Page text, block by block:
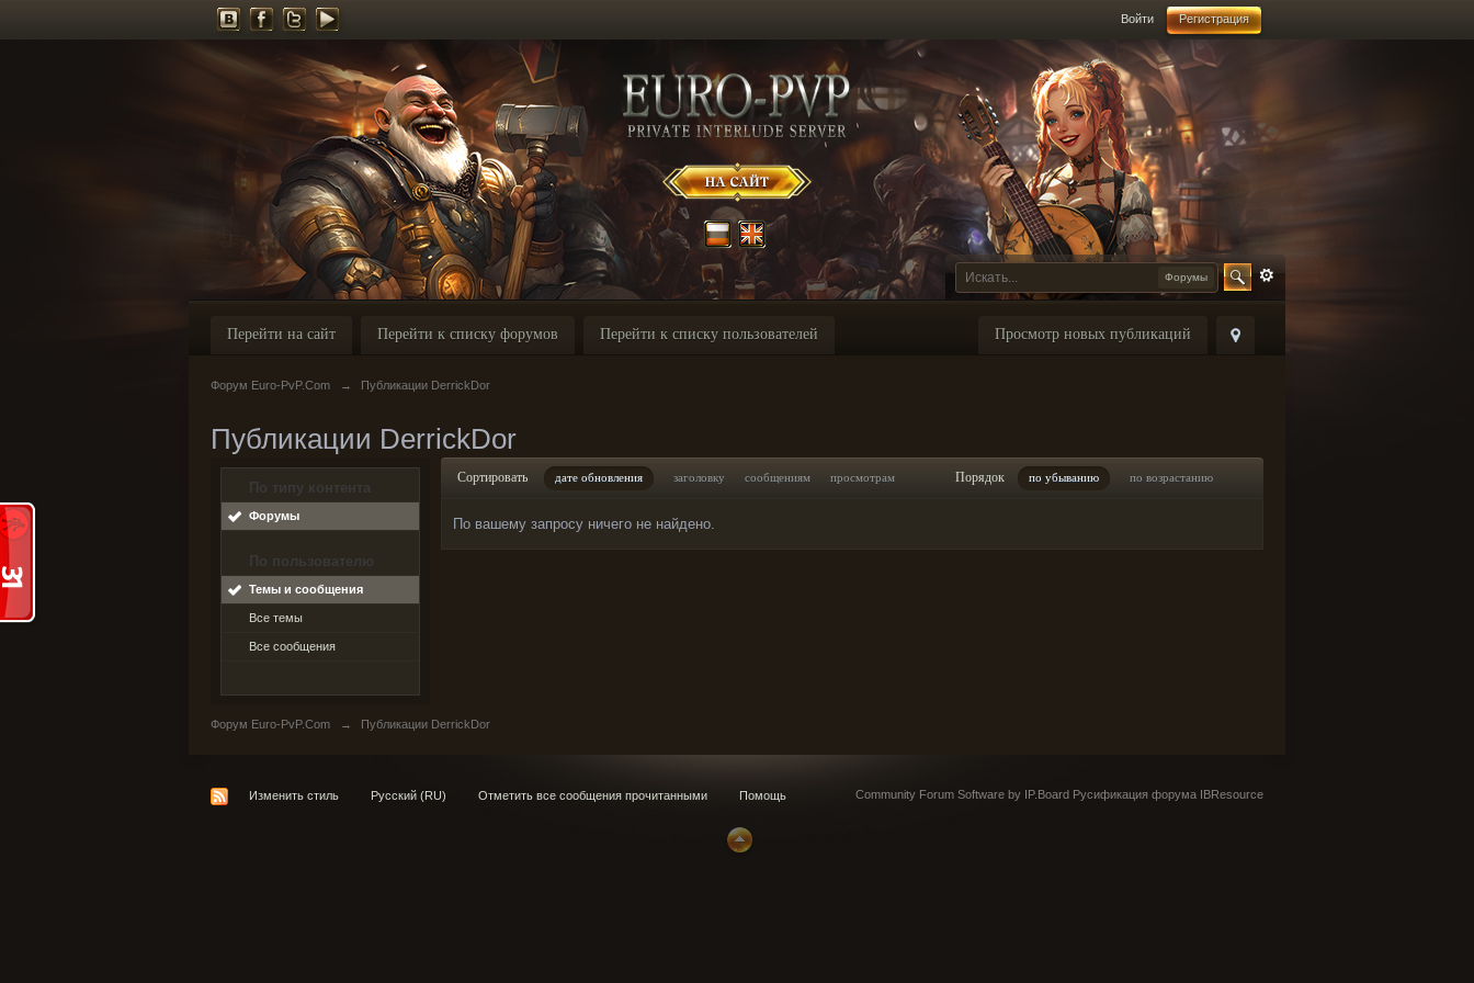
Войти Регистрация
Форумы
Просмотр новых публикаций
Перейти на сайт Перейти к списку форумов Перейти к списку пользователей
Форум Euro-PvP.Com → Публикации DerrickDor
Публикации DerrickDor
По типу контента
Форумы
По пользователю
Темы и сообщения
Все темы
Все сообщения
Сортировать дате обновления заголовку сообщениям просмотрам Порядок по убыванию по возрастанию
По вашему запросу ничего не найдено.
Форум Euro-PvP.Com → Публикации DerrickDor
Изменить стиль Русский (RU) Отметить все сообщения прочитанными Помощь Community Forum Software by IP.Board Русификация форума IBResource